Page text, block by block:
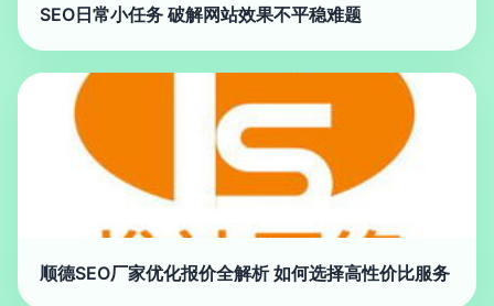
SEO日常小任务 破解网站效果不平稳难题
顺德SEO厂家优化报价全解析 如何选择高性价比服务